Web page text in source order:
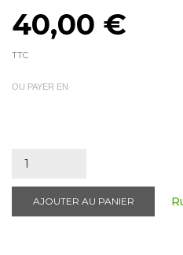
40,00 €
TTC
OU PAYER EN
AJOUTER AU PANIER